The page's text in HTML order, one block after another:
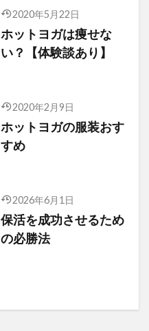
2020年5月22日
ホットヨガは痩せな
い？【体験談あり】
2020年2月9日
ホットヨガの服装おす
すめ
2026年6月1日
保活を成功させるため
の必勝法